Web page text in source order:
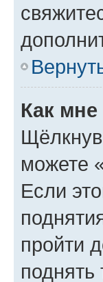
Как
можете
Если
пройти
поднять